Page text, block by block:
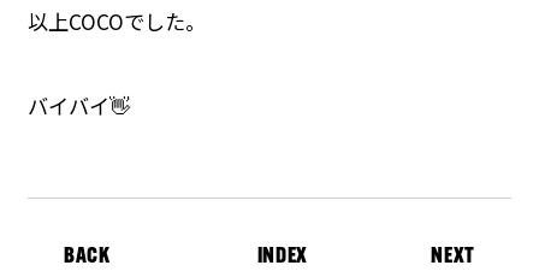
以上COCOでした。
バイバイ👋
BACK INDEX NEXT